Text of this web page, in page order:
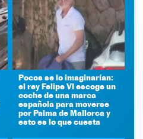
Pocos se lo imaginarían:
el rey Felipe VI escoge un
coche de una marca
española para moverse
por Palma de Mallorca y
esto es lo que cuesta